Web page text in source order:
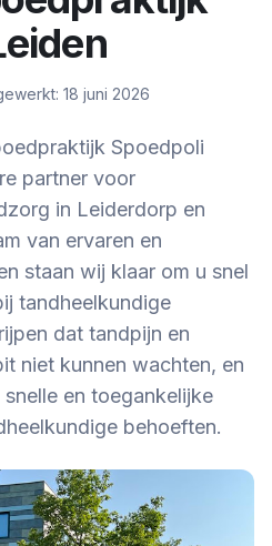
18 juni 2026
Spoedpoli
partner voor
in Leiderdorp en
van ervaren en
staan wij klaar om u snel
tandheelkundige
dat tandpijn en
niet kunnen wachten, en
en toegankelijke
behoeften.